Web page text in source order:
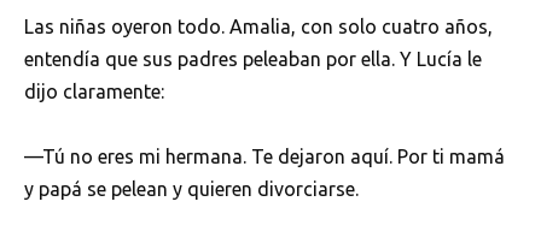
Las niñas oyeron todo. Amalia, con solo cuatro años,
entendía que sus padres peleaban por ella. Y Lucía le
dijo claramente:
—Tú no eres mi hermana. Te dejaron aquí. Por ti mamá
y papá se pelean y quieren divorciarse.